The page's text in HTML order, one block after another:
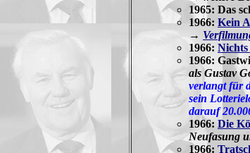
1965: Das
1966: Kein
→
1966: Nichts
1966:
als Gustav
verlangt für
sein
darauf
1966: Die
Neufasung
1966: